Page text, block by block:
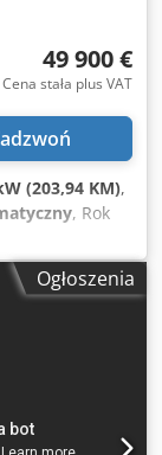
49 900 €
Cena stała plus VAT
(203,94 KM),
, Rok
1 730
Prosimy o
dalszych
000 mm,
opon:
Ogłoszenia